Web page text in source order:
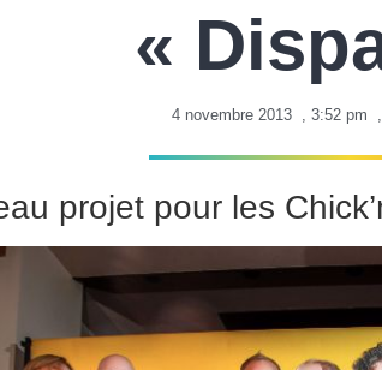
«
4 novembre 2013 , 3:52 pm ,
projet pour les